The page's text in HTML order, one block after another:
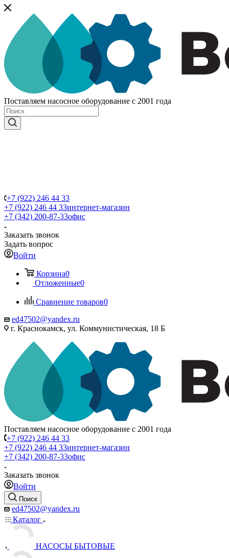
Поставляем насосное оборудование с 2001 года
+7 (922) 246 44 33
+7 (922) 246 44 33интернет-магазин
+7 (342) 200-87-33офис
Заказать звонок
Задать вопрос
Войти
Корзина0
Отложенные0
Сравнение товаров0
ed47502@yandex.ru
г. Краснокамск, ул. Коммунистическая, 18 Б
Поставляем насосное оборудование с 2001 года
+7 (922) 246 44 33
+7 (922) 246 44 33интернет-магазин
+7 (342) 200-87-33офис
Заказать звонок
Войти
Поиск
ed47502@yandex.ru
Каталог
НАСОСЫ БЫТОВЫЕ